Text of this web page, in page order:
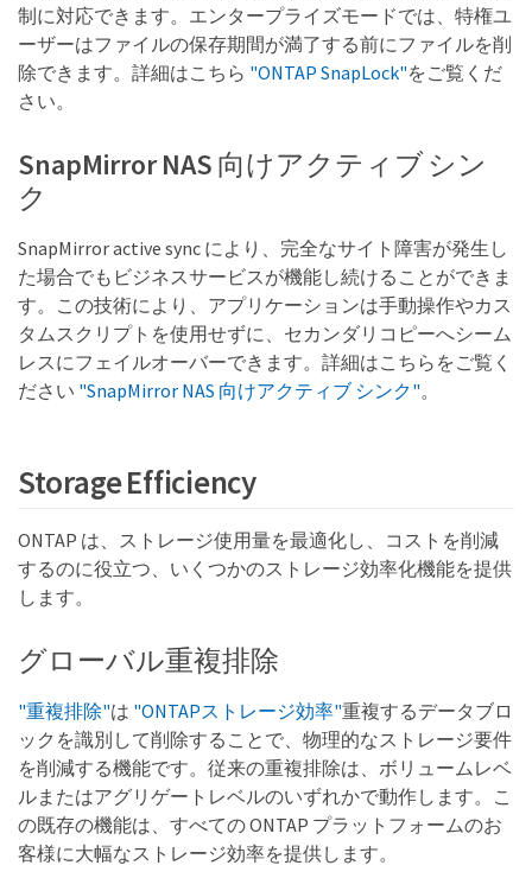
制に対応できます。エンタープライズモードでは、特権ユ
ーザーはファイルの保存期間が満了する前にファイルを削
除できます。詳細はこちら "ONTAP SnapLock"をご覧くだ
さい。
SnapMirror NAS 向けアクティブ シン
ク
SnapMirror active sync により、完全なサイト障害が発生し
た場合でもビジネスサービスが機能し続けることができま
す。この技術により、アプリケーションは手動操作やカス
タムスクリプトを使用せずに、セカンダリコピーへシーム
レスにフェイルオーバーできます。詳細はこちらをご覧く
ださい "SnapMirror NAS 向けアクティブ シンク"。
Storage Efficiency
ONTAP は、ストレージ使用量を最適化し、コストを削減
するのに役立つ、いくつかのストレージ効率化機能を提供
します。
グローバル重複排除
"重複排除"は "ONTAPストレージ効率"重複するデータブロ
ックを識別して削除することで、物理的なストレージ要件
を削減する機能です。従来の重複排除は、ボリュームレベ
ルまたはアグリゲートレベルのいずれかで動作します。こ
の既存の機能は、すべての ONTAP プラットフォームのお
客様に大幅なストレージ効率を提供します。